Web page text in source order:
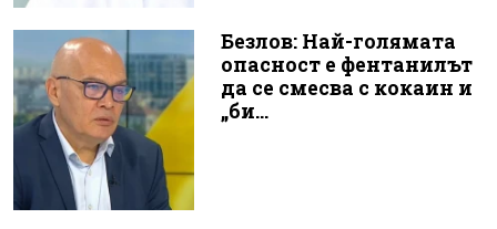
Безлов: Най-голямата
опасност е фентанилът
да се смесва с кокаин и
„би...